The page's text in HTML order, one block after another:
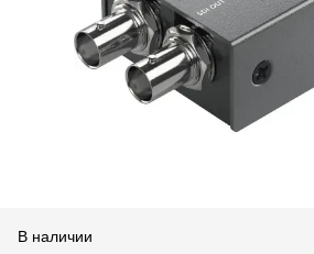
В наличии